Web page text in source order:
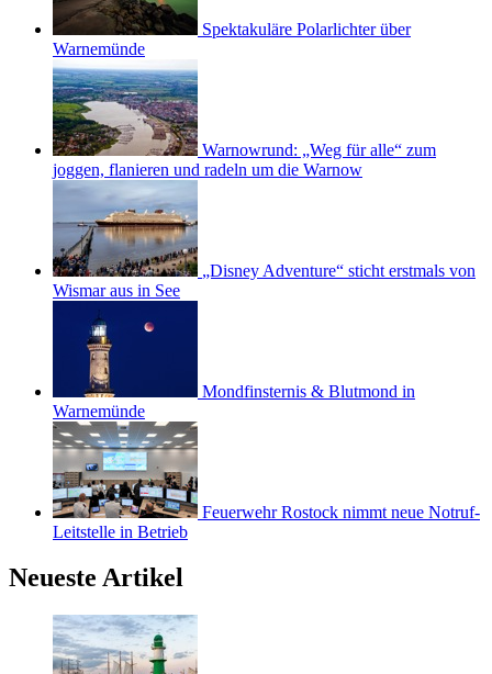
Spektakuläre Polarlichter über
Warnemünde
Warnowrund: „Weg für alle“ zum
joggen, flanieren und radeln um die Warnow
„Disney Adventure“ sticht erstmals von
Wismar aus in See
Mondfinsternis & Blutmond in
Warnemünde
Feuerwehr Rostock nimmt neue Notruf-
Leitstelle in Betrieb
Neueste Artikel